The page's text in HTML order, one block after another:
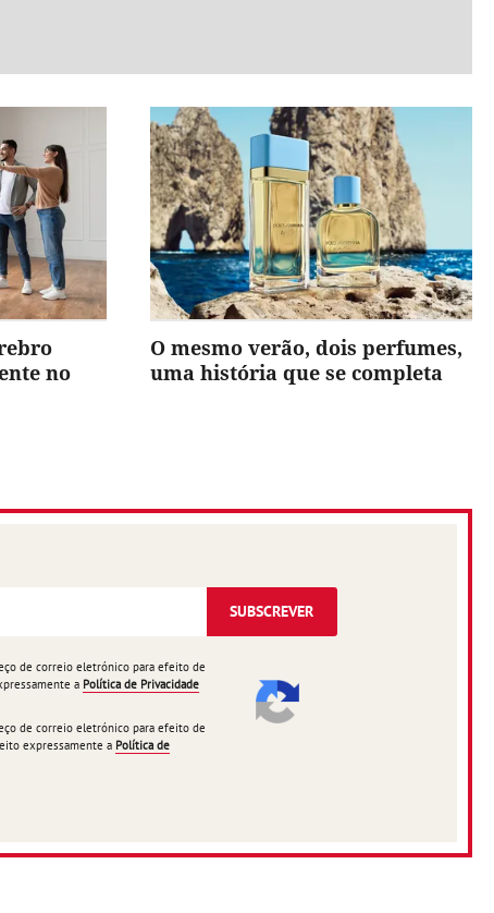
no
O mesmo verão, dois perfumes,
uma história que se completa
SUBSCREVER
de correio eletrónico para efeito de
a Política de Privacidade
de correio eletrónico para efeito de
expressamente a Política de